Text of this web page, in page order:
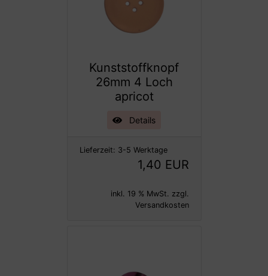
Kunststoffknopf
26mm 4 Loch
apricot
Details
Lieferzeit: 3-5 Werktage
1,40 EUR
inkl. 19 % MwSt. zzgl.
Versandkosten